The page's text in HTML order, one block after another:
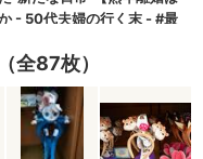
全87枚）